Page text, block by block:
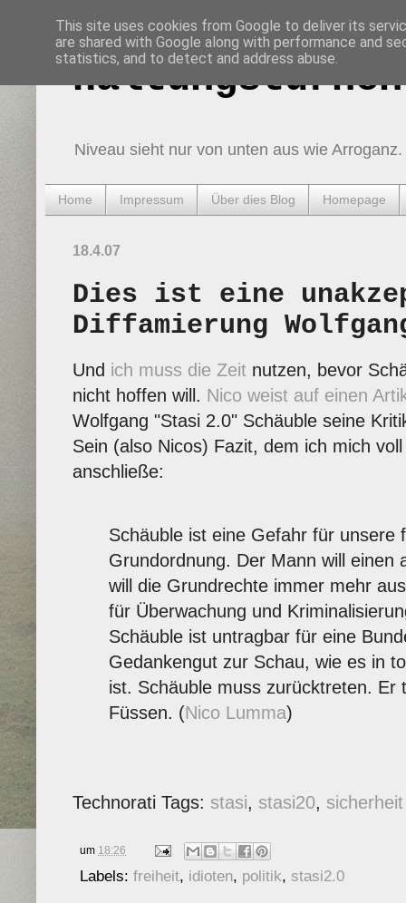
Haltungsturnen
Niveau sieht nur von unten aus wie Arroganz.
Home Impressum Über dies Blog Homepage
18.4.07
Dies ist eine
Diffamierung
Und ich muss die Zeit nutzen, bevor
nicht hoffen will. Nico weist auf einen
Wolfgang "Stasi 2.0" Schäuble seine
Sein (also Nicos) Fazit, dem ich mich
anschließe:
Schäuble ist eine Gefahr für unsere
Grundordnung. Der Mann will einen
will die Grundrechte immer mehr
für Überwachung und
Schäuble ist untragbar für eine
Gedankengut zur Schau, wie es in
ist. Schäuble muss zurücktreten. Er
Füssen. (Nico Lumma)
Technorati Tags: stasi, stasi20, sicherheit
um 18:26
Labels: freiheit, idioten, politik, stasi2.0
This site uses cookies from Google to deliver its
are shared with Google along with performance and
statistics, and to detect and address abuse.